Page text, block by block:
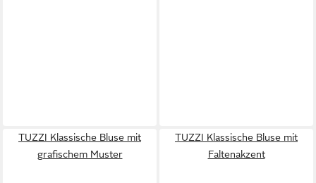
TUZZI Klassische Bluse mit
grafischem Muster
TUZZI Klassische Bluse mit
Faltenakzent